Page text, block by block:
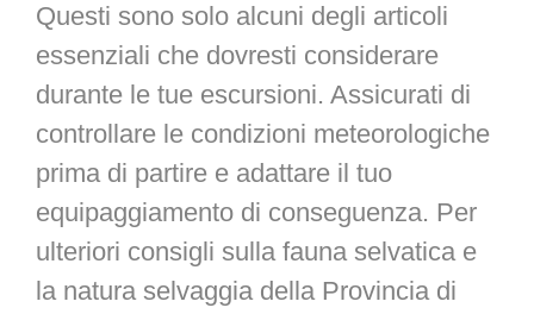
Questi sono solo alcuni degli articoli
essenziali che dovresti considerare
durante le tue escursioni. Assicurati di
controllare le condizioni meteorologiche
prima di partire e adattare il tuo
equipaggiamento di conseguenza. Per
ulteriori consigli sulla fauna selvatica e
la natura selvaggia della Provincia di